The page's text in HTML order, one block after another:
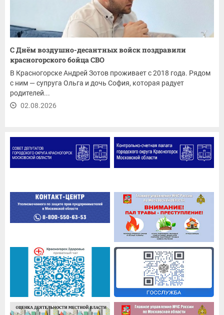
С Днём воздушно-десантных войск поздравили
красногорского бойца СВО
В Красногорске Андрей Зотов проживает с 2018 года. Рядом
с ним — супруга Ольга и дочь София, которая радует
родителей...
02.08.2026